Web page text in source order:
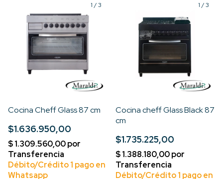
1 /3
Cocina Cheff Glass 87 cm
$1.636.950,00
1 /3
Cocina cheff Glass Black 87
cm
$1.735.225,00